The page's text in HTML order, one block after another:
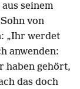
seinem
von
„Ihr werdet
anwenden:
haben gehört,
das doch